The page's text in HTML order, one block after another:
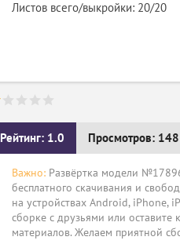
Листов всего/выкройки: 20/20
Рейтинг: 1.0 Просмотров: 148
Важно: Развёртка модели
бесплатного скачивания и
на устройствах Android, iPhone,
сборке с друзьями или
материалов. Желаем приятной